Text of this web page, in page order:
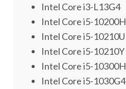
Intel Core i3-L13G4
Intel Core i5-10200H
Intel Core i5-10210U
Intel Core i5-10210Y
Intel Core i5-10300H
Intel Core i5-1030G4